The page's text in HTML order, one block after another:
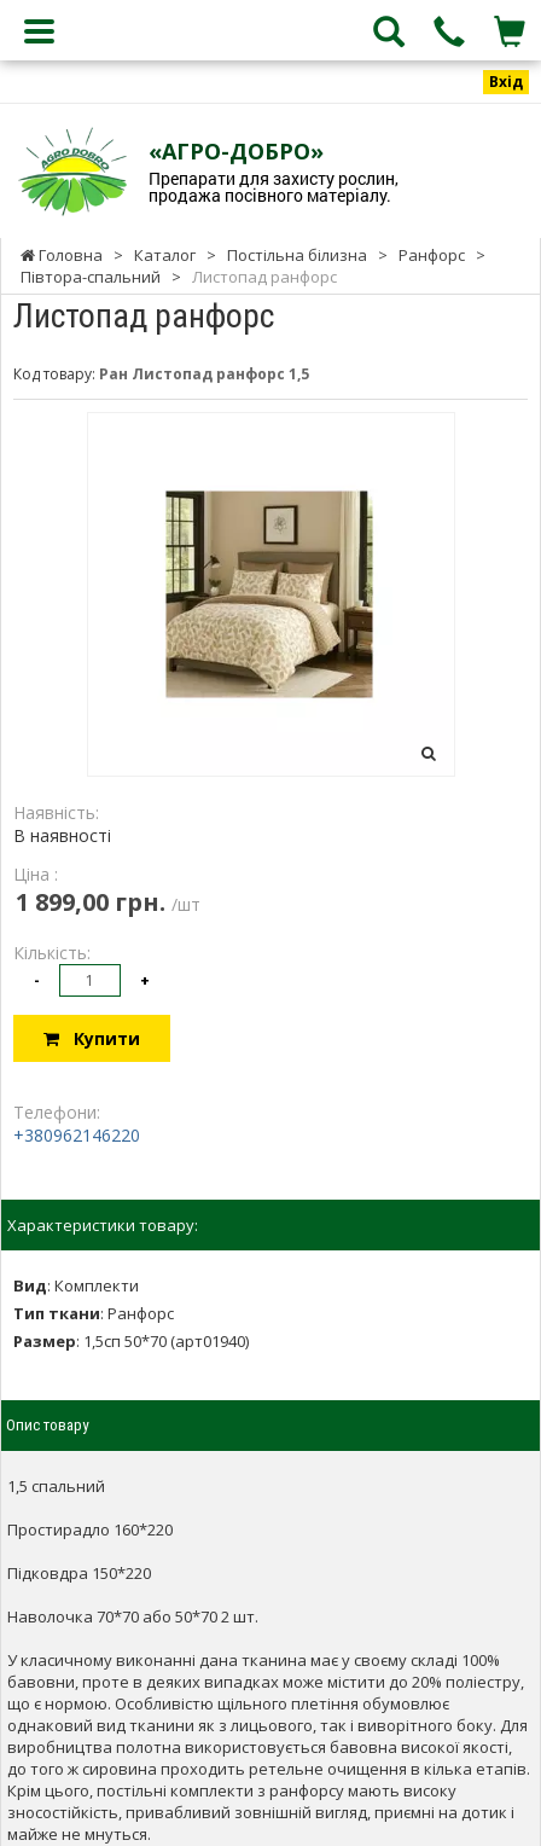
Вхід
«АГРО-ДОБРО»
Препарати для захисту рослин,
продажа посівного матеріалу.
Головна > Каталог > Постільна білизна > Ранфорс >
Півтора-спальний
> Листопад ранфорс
Листопад ранфорс
Код товару: Ран Листопад ранфорс 1,5
Наявність:
В наявності
Ціна :
1 899,00 грн. /шт
Кількість:
- +
Купити
Телефони:
+380962146220
Характеристики товару:
Вид: Комплекти
Тип ткани: Ранфорс
Размер: 1,5сп 50*70 (арт01940)
Опис товару
1,5 спальний
Простирадло 160*220
Підковдра 150*220
Наволочка 70*70 або 50*70 2 шт.
У класичному виконанні дана тканина має у своєму складі 100%
бавовни, проте в деяких випадках може містити до 20% поліестру,
що є нормою. Особливістю щільного плетіння обумовлює
однаковий вид тканини як з лицьового, так і виворітного боку. Для
виробництва полотна використовується бавовна високої якості,
до того ж сировина проходить ретельне очищення в кілька етапів.
Крім цього, постільні комплекти з ранфорсу мають високу
зносостійкість, привабливий зовнішній вигляд, приємні на дотик і
майже не мнуться.